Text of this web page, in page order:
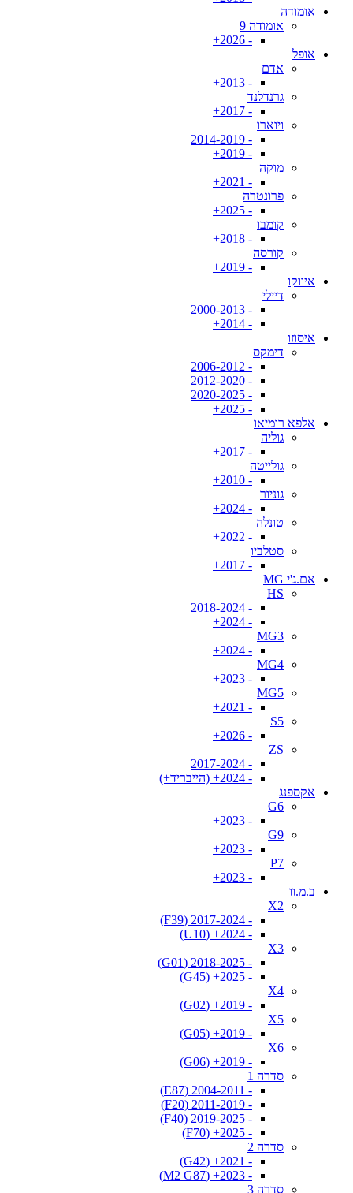
אומודה
אומודה 9
- 2026+
אופל
אדם
- 2013+
גרנדלנד
- 2017+
ויוארו
- 2014-2019
- 2019+
מוקה
- 2021+
פרונטרה
- 2025+
קומבו
- 2018+
קורסה
- 2019+
איווקו
דיילי
- 2000-2013
- 2014+
איסוזו
דימקס
- 2006-2012
- 2012-2020
- 2020-2025
- 2025+
אלפא רומיאו
גוליה
- 2017+
גולייטה
- 2010+
גוניור
- 2024+
טונלה
- 2022+
סטלביו
- 2017+
אם.ג'י MG
HS
- 2018-2024
- 2024+
MG3
- 2024+
MG4
- 2023+
MG5
- 2021+
S5
- 2026+
ZS
- 2017-2024
- 2024+ (הייבריד+)
אקספנג
G6
- 2023+
G9
- 2023+
P7
- 2023+
ב.מ.וו
X2
- 2017-2024 (F39)
- 2024+ (U10)
X3
- 2018-2025 (G01)
- 2025+ (G45)
X4
- 2019+ (G02)
X5
- 2019+ (G05)
X6
- 2019+ (G06)
סדרה 1
- 2004-2011 (E87)
- 2011-2019 (F20)
- 2019-2025 (F40)
- 2025+ (F70)
סדרה 2
- 2021+ (G42)
- 2023+ (M2 G87)
סדרה 3